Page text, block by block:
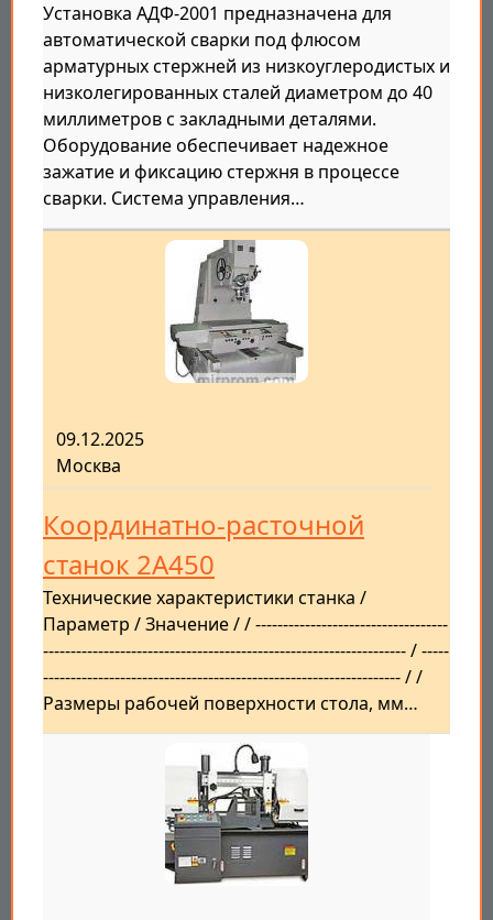
Установка АДФ-2001 предназначена для
автоматической сварки под флюсом
арматурных стержней из низкоуглеродистых и
низколегированных сталей диаметром до 40
миллиметров с закладными деталями.
Оборудование обеспечивает надежное
зажатие и фиксацию стержня в процессе
сварки. Система управления…
09.12.2025
Москва
Координатно-расточной
станок 2А450
Технические характеристики станка /
Параметр / Значение / / -----------------------------------
------------------------------------------------------------------ / -----
----------------------------------------------------------------- / /
Размеры рабочей поверхности стола, мм…